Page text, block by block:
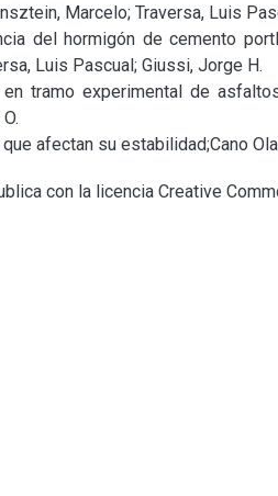
Marcelo; Traversa, Luis
del hormigón de cemento
Luis Pascual; Giussi, Jorge H.
tramo experimental de
afectan su estabilidad;Cano
con la licencia Creative